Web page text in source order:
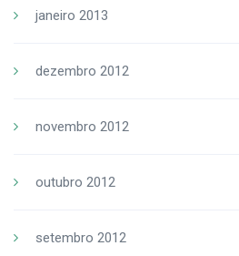
janeiro 2013
dezembro 2012
novembro 2012
outubro 2012
setembro 2012